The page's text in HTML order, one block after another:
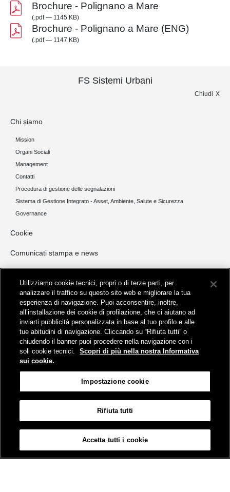
Brochure - Polignano a Mare
(.pdf — 1145 KB)
Brochure - Polignano a Mare (ENG)
(.pdf — 1147 KB)
FS Sistemi Urbani
Chiudi
Chi siamo
Mission
Organi Sociali
Management
Contatti
Procedura di gestione delle segnalazioni
Sistema di Gestione Integrato - Asset, Ambiente, Salute e Sicurezza
Governance
Cookie
Comunicati stampa e news
NORD ITALIA
CENTRO ITALIA
SUD ITALIA E ISOLE
Invio manifestazioni di interesse
Opportunità di locazione commerciale
© FS Sistemi Urbani 2023 Partita Iva 06356181005
Impostazione cookie
Utilizziamo cookie tecnici, propri o di terze parti, per
analizzare il traffico su questo sito web e migliorare la tua
esperienza di navigazione. Puoi acconsentire, inoltre,
all’installazione dei cookie di profilazione, che ci aiutano ad
inviarti pubblicità personalizzata in base al tuo profilo e alle
tue abitudini di navigazione. Cliccando su “Rifiuta tutti” o
chiudendo il banner puoi procedere nella navigazione con i
soli cookie tecnici.
Scopri di più nella nostra Informativa
sui cookie.
Impostazione cookie
Rifiuta tutti
Accetta tutti i cookie